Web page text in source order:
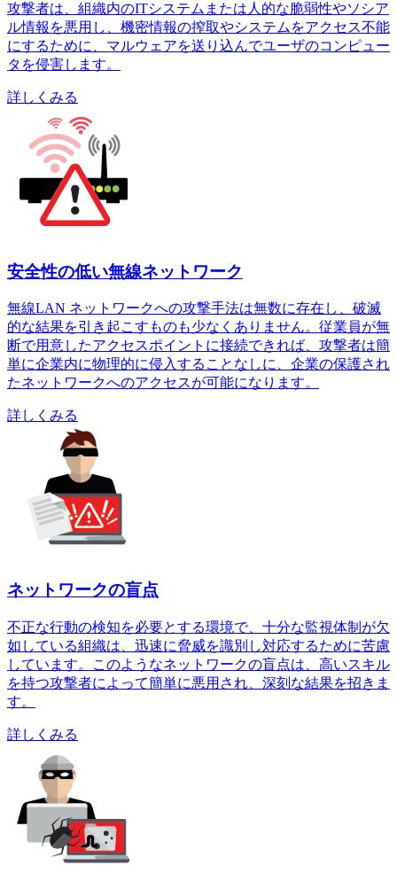
攻撃者は、組織内のITシステムまたは人的な脆弱性やソシア
ル情報を悪用し、機密情報の搾取やシステムをアクセス不能
にするために、マルウェアを送り込んでユーザのコンピュー
タを侵害します。
詳しくみる
安全性の低い無線ネットワーク
無線LAN ネットワークへの攻撃手法は無数に存在し、破滅
的な結果を引き起こすものも少なくありません。従業員が無
断で用意したアクセスポイントに接続できれば、攻撃者は簡
単に企業内に物理的に侵入することなしに、企業の保護され
たネットワークへのアクセスが可能になります。
詳しくみる
ネットワークの盲点
不正な行動の検知を必要とする環境で、十分な監視体制が欠
如している組織は、迅速に脅威を識別し対応するために苦慮
しています。このようなネットワークの盲点は、高いスキル
を持つ攻撃者によって簡単に悪用され、深刻な結果を招きま
す。
詳しくみる